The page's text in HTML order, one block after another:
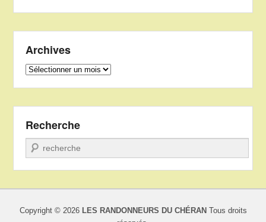
Archives
Archives
Recherche
Recherche
Copyright © 2026 LES RANDONNEURS DU CHÉRAN Tous droits